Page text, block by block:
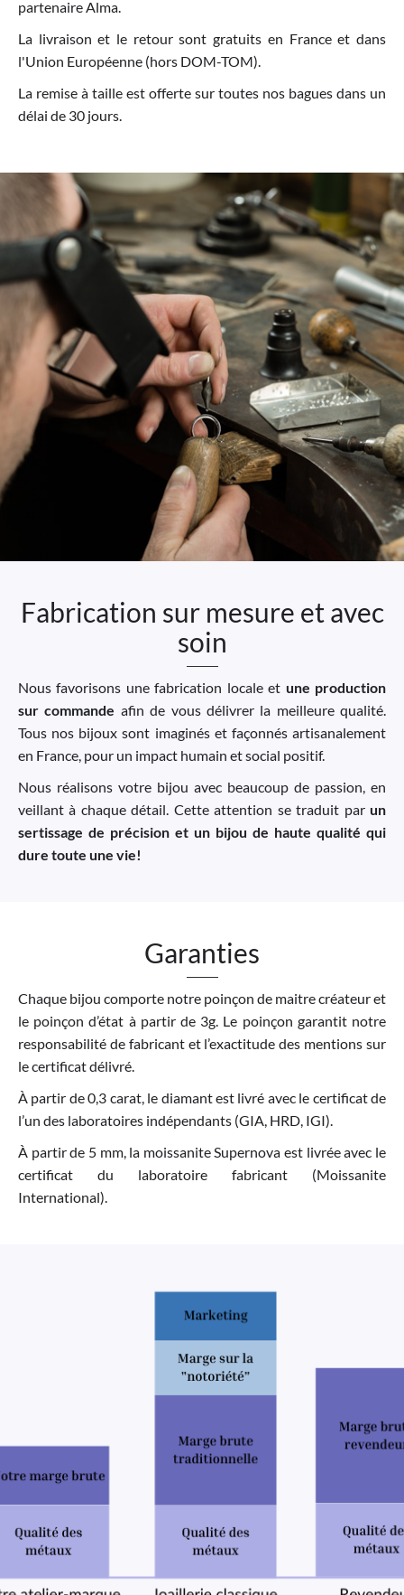
partenaire Alma.
La livraison et le retour sont gratuits en France et dans
l'Union Européenne (hors DOM-TOM).
La remise à taille est offerte sur toutes nos bagues dans un
délai de 30 jours.
Fabrication sur mesure et avec
soin
Nous favorisons une fabrication locale et une production
sur commande afin de vous délivrer la meilleure qualité.
Tous nos bijoux sont imaginés et façonnés artisanalement
en France, pour un impact humain et social positif.
Nous réalisons votre bijou avec beaucoup de passion, en
veillant à chaque détail. Cette attention se traduit par un
sertissage de précision et un bijou de haute qualité qui
dure toute une vie!
Garanties
Chaque bijou comporte notre poinçon de maitre créateur et
le poinçon d’état à partir de 3g. Le poinçon garantit notre
responsabilité de fabricant et l’exactitude des mentions sur
le certificat délivré.
À partir de 0,3 carat, le diamant est livré avec le certificat de
l’un des laboratoires indépendants (GIA, HRD, IGI).
À partir de 5 mm, la moissanite Supernova est livrée avec le
certificat du laboratoire fabricant (Moissanite
International).